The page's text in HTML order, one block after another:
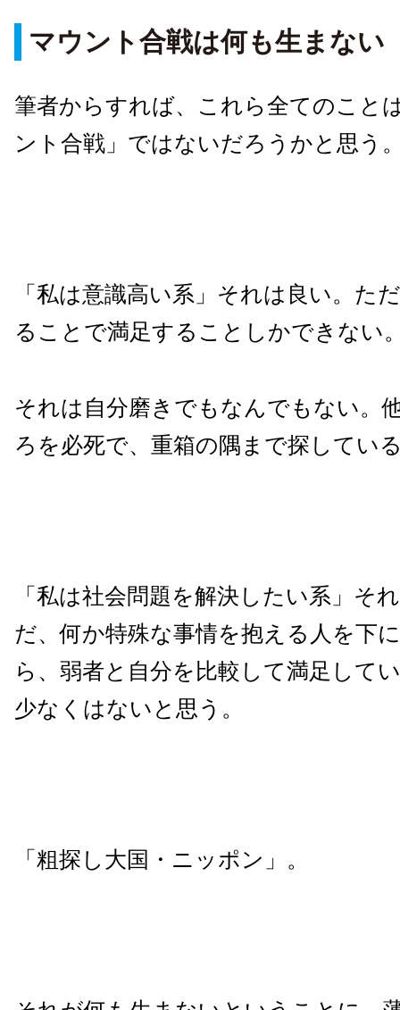
マウント合戦は何も生まない
筆者からすれば、これら全てのこと
ント合戦」ではないだろうかと思う
「私は意識高い系」それは良い。た
ることで満足することしかできない
それは自分磨きでもなんでもない。
ろを必死で、重箱の隅まで探してい
「私は社会問題を解決したい系」そ
だ、何か特殊な事情を抱える人を下
ら、弱者と自分を比較して満足して
少なくはないと思う。
「粗探し大国・ニッポン」。